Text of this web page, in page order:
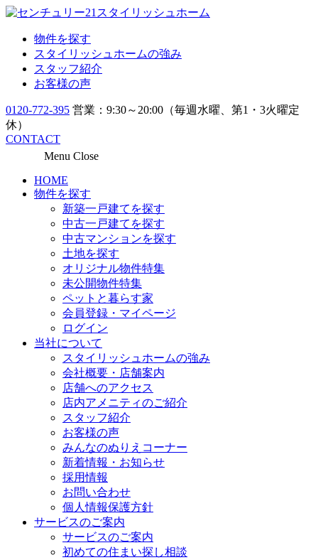
物件を探す
スタイリッシュホームの強み
スタッフ紹介
お客様の声
0120-772-395 営業：9:30～20:00（毎週水曜、第1・3火曜定
休）
CONTACT
Menu Close
HOME
物件を探す
新築一戸建てを探す
中古一戸建てを探す
中古マンションを探す
土地を探す
オリジナル物件特集
未公開物件特集
ペットと暮らす家
会員登録・マイページ
ログイン
当社について
スタイリッシュホームの強み
会社概要・店舗案内
店舗へのアクセス
店内アメニティのご紹介
スタッフ紹介
お客様の声
みんなのぬりえコーナー
新着情報・お知らせ
採用情報
お問い合わせ
個人情報保護方針
サービスのご案内
サービスのご案内
初めての住まい探し相談